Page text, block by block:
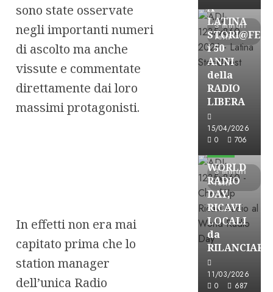
sono state osservate
negli importanti numeri
di ascolto ma anche
vissute e commentate
direttamente dai loro
massimi protagonisti.
In effetti non era mai
capitato prima che lo
station manager
dell’unica Radio
3 minuti
letti
A
LATINA
i 50
ANNI
della
RADIO
LIBERA
15/04/2026
0
706
3 minuti
letti
Astorri News
WORLD
RADIO
DAY,
RICAVI
LOCALI
da
RILANCIARE
11/03/2026
0
687
Astorri News
FREE